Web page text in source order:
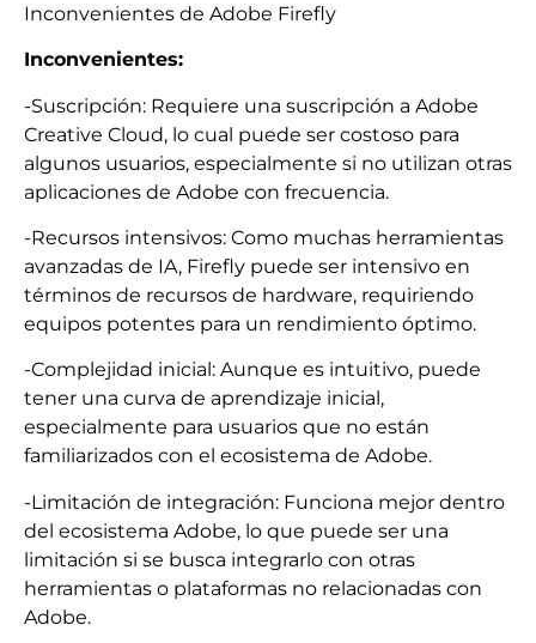
Inconvenientes de Adobe Firefly
Inconvenientes:
-Suscripción: Requiere una suscripción a Adobe
Creative Cloud, lo cual puede ser costoso para
algunos usuarios, especialmente si no utilizan otras
aplicaciones de Adobe con frecuencia.
-Recursos intensivos: Como muchas herramientas
avanzadas de IA, Firefly puede ser intensivo en
términos de recursos de hardware, requiriendo
equipos potentes para un rendimiento óptimo.
-Complejidad inicial: Aunque es intuitivo, puede
tener una curva de aprendizaje inicial,
especialmente para usuarios que no están
familiarizados con el ecosistema de Adobe.
-Limitación de integración: Funciona mejor dentro
del ecosistema Adobe, lo que puede ser una
limitación si se busca integrarlo con otras
herramientas o plataformas no relacionadas con
Adobe.